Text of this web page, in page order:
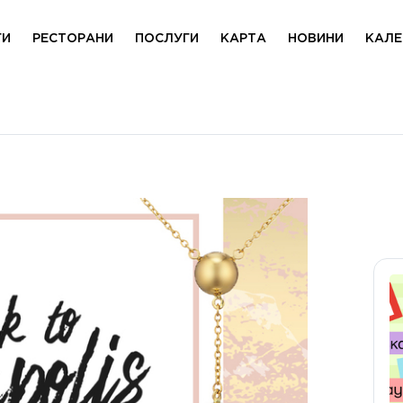
РЕСТОРАНИ ПОСЛУГИ КАРТА НОВИНИ